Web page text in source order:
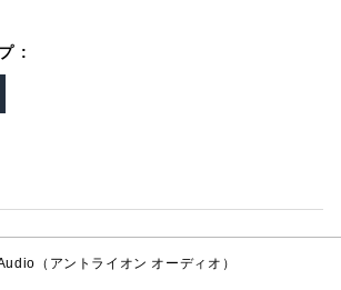
:
（アントライオン オーディオ）